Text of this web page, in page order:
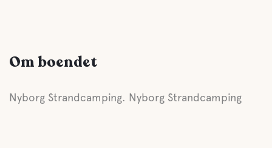
Om boendet
Nyborg Strandcamping. Nyborg Strandcamping